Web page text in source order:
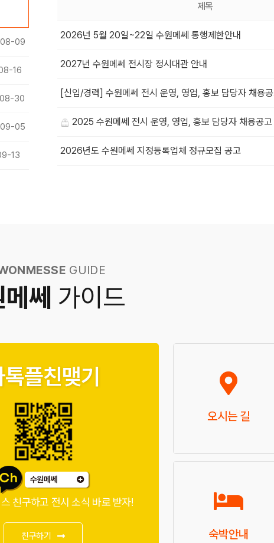
09
16
30
05
13
제목
2026년 5월 20일~22일 수원메쎄 통행제한안내
2027년 수원메쎄 전시장 정시대관 안내
[신입/경력] 수원메쎄 전시 운영, 영업, 홍보 담당자 채용
2025 수원메쎄 전시 운영, 영업, 홍보 담당자 채용공고
2026년도 수원메쎄 지정등록업체 정규모집 공고
GUIDE
쎄 가이드
플친맺기
친구하고 전시 소식 바로 받자!
친구하기
오시는 길
숙박안내